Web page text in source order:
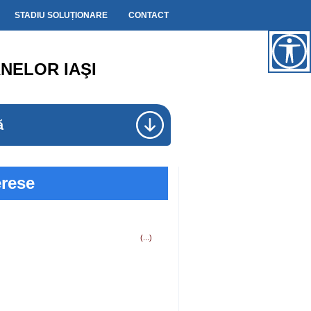
STADIU SOLUȚIONARE CONTACT
IAŞI
de interese (...)